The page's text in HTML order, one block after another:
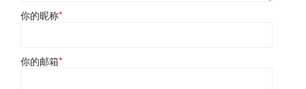
你的昵称*
你的邮箱*